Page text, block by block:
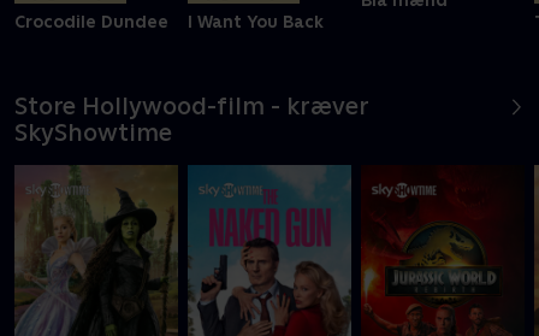
Crocodile Dundee I Want You Back
Store Hollywood-film - kræver
SkyShowtime